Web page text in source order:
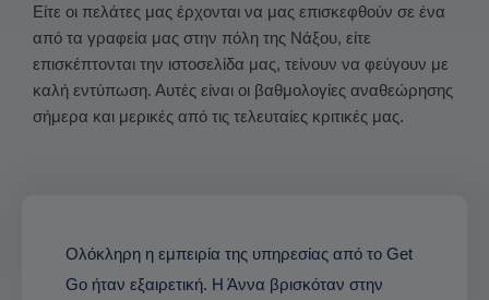
Είτε οι πελάτες μας έρχονται να μας επισκεφθούν σε ένα
από τα γραφεία μας στην πόλη της Νάξου, είτε
επισκέπτονται την ιστοσελίδα μας, τείνουν να φεύγουν με
καλή εντύπωση. Αυτές είναι οι βαθμολογίες αναθεώρησης
σήμερα και μερικές από τις τελευταίες κριτικές μας.
Ολόκληρη η εμπειρία της υπηρεσίας από το Get
Go ήταν εξαιρετική. Η Άννα βρισκόταν στην